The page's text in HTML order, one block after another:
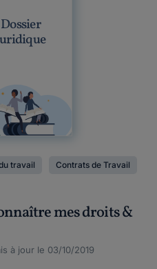
Dossier
travail Contrats de Travail
mes droits &
à jour le 03/10/2019